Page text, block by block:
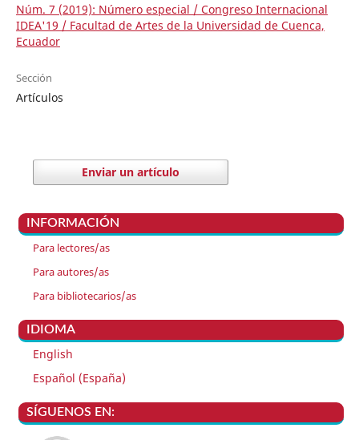
Núm. 7 (2019): Número especial / Congreso Internacional
IDEA'19 / Facultad de Artes de la Universidad de Cuenca,
Ecuador
Sección
Artículos
Enviar un artículo
INFORMACIÓN
Para lectores/as
Para autores/as
Para bibliotecarios/as
IDIOMA
English
Español (España)
SÍGUENOS EN: